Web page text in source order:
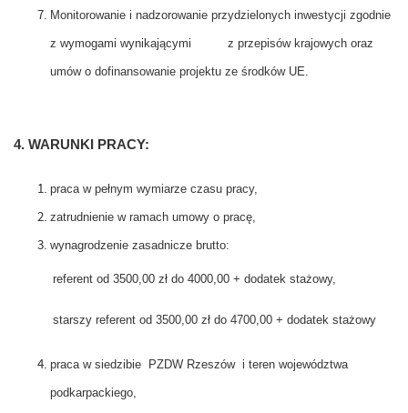
Monitorowanie i nadzorowanie przydzielonych inwestycji zgodnie
z wymogami wynikającymi z przepisów krajowych oraz
umów o dofinansowanie projektu ze środków UE.
4. WARUNKI PRACY:
praca w pełnym wymiarze czasu pracy,
zatrudnienie w ramach umowy o pracę,
wynagrodzenie zasadnicze brutto:
referent od 3500,00 zł do 4000,00 + dodatek stażowy,
starszy referent od 3500,00 zł do 4700,00 + dodatek stażowy
praca w siedzibie PZDW Rzeszów i teren województwa
podkarpackiego,